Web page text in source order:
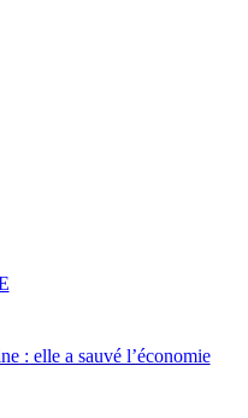
: elle a sauvé l’économie